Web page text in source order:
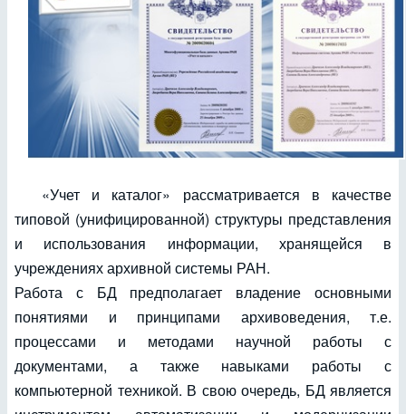
«Учет и каталог» рассматривается в качестве
типовой (унифицированной) структуры представления
и использования информации, хранящейся в
учреждениях архивной системы РАН.
Работа с БД предполагает владение основными
понятиями и принципами архивоведения, т.е.
процессами и методами научной работы с
документами, а также навыками работы с
компьютерной техникой. В свою очередь, БД является